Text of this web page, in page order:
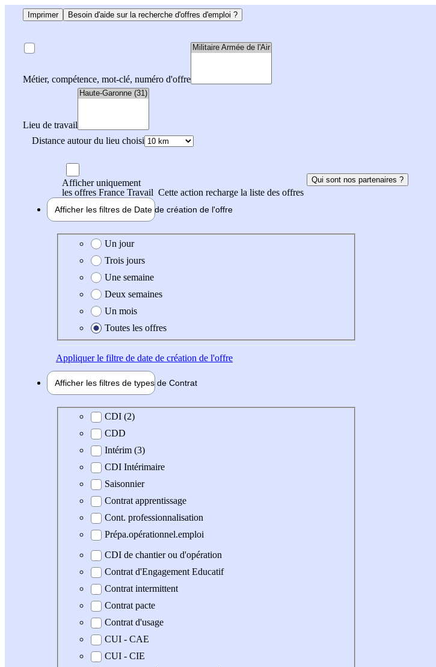
Imprimer Besoin d'aide sur la recherche d'offres d'emploi ?
Métier, compétence, mot-clé, numéro d'offre
Lieu de travail
Distance autour du lieu choisi
Afficher uniquement
les offres France Travail Cette action recharge la liste des offres
Qui sont nos partenaires ?
Afficher les filtres de Date de création de l'offre
Date de création de l'offre
Un jour
Trois jours
Une semaine
Deux semaines
Un mois
Toutes les offres
Appliquerle filtre de date de création de l'offre
Afficher les filtres de types de Contrat
Type de contrat
CDI (2)
CDD
Intérim (3)
CDI Intérimaire
Saisonnier
Contrat apprentissage
Cont. professionnalisation
Prépa.opérationnel.emploi
CDI de chantier ou d'opération
Contrat d'Engagement Educatif
Contrat intermittent
Contrat pacte
Contrat d'usage
CUI - CAE
CUI - CIE